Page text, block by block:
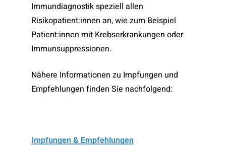
Immundiagnostik speziell allen
Risikopatient:innen an, wie zum Beispiel
Patient:innen mit Krebserkrankungen oder
Immunsuppressionen.
Nähere Informationen zu Impfungen und
Empfehlungen finden Sie nachfolgend:
Impfungen & Empfehlungen